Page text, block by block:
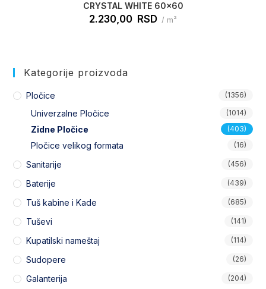
CRYSTAL WHITE 60×60
2.230,00 RSD / m²
Kategorije proizvoda
Pločice (1356)
Univerzalne Pločice (1014)
Zidne Pločice (403)
Pločice velikog formata (16)
Sanitarije (456)
Baterije (439)
Tuš kabine i Kade (685)
Tuševi (141)
Kupatilski nameštaj (114)
Sudopere (26)
Galanterija (204)